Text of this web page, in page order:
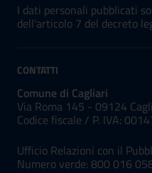
I dati personali pubblicati
dell'articolo 7 del decreto
CONTATTI
Comune di Cagliari
Via Roma 145 - 09124
Codice fiscale / P. IVA:
Ufficio Relazioni con il
Numero verde: 800 016